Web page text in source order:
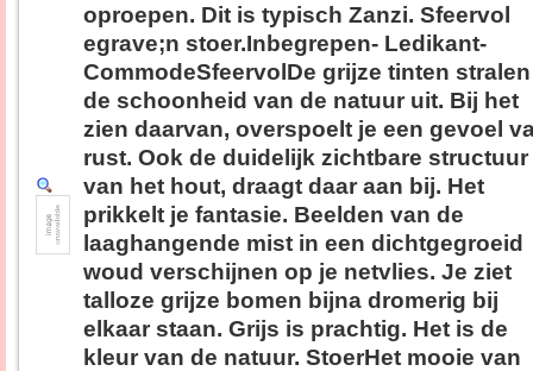
oproepen. Dit is typisch Zanzi. Sfeervol
egrave;n stoer.Inbegrepen- Ledikant-
CommodeSfeervolDe grijze tinten stralen
de schoonheid van de natuur uit. Bij het
zien daarvan, overspoelt je een gevoel
rust. Ook de duidelijk zichtbare structuur
van het hout, draagt daar aan bij. Het
prikkelt je fantasie. Beelden van de
laaghangende mist in een dichtgegroeid
woud verschijnen op je netvlies. Je ziet
talloze grijze bomen bijna dromerig bij
elkaar staan. Grijs is prachtig. Het is de
kleur van de natuur. StoerHet mooie van